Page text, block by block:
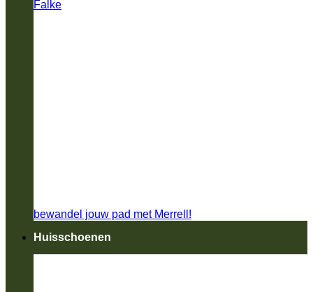
Falke
bewandel jouw pad met Merrell!
Huisschoenen